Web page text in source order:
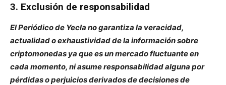
3. Exclusión de responsabilidad
El Periódico de Yecla no garantiza la veracidad,
actualidad o exhaustividad de la información sobre
criptomonedas ya que es un mercado fluctuante en
cada momento, ni asume responsabilidad alguna por
pérdidas o perjuicios derivados de decisiones de